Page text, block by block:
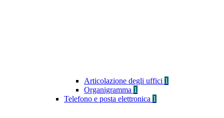
Articolazione degli uffici 1
Organigramma 1
Telefono e posta elettronica 1